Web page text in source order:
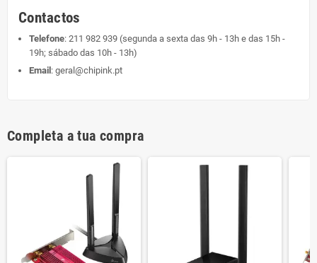
Contactos
Telefone: 211 982 939 (segunda a sexta das 9h - 13h e das 15h -
19h; sábado das 10h - 13h)
Email : geral@chipink.pt
Completa a tua compra